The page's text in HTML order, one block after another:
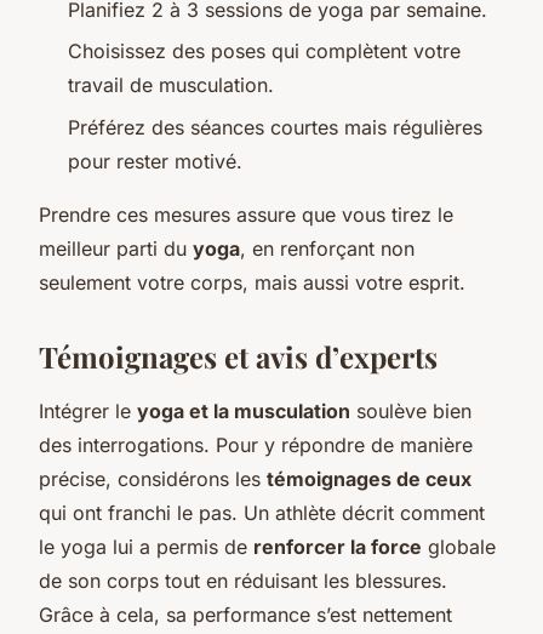
Planifiez 2 à 3 sessions de yoga par semaine.
Choisissez des poses qui complètent votre
travail de musculation.
Préférez des séances courtes mais régulières
pour rester motivé.
Prendre ces mesures assure que vous tirez le
meilleur parti du yoga, en renforçant non
seulement votre corps, mais aussi votre esprit.
Témoignages et avis d’experts
Intégrer le yoga et la musculation soulève bien
des interrogations. Pour y répondre de manière
précise, considérons les témoignages de ceux
qui ont franchi le pas. Un athlète décrit comment
le yoga lui a permis de renforcer la force globale
de son corps tout en réduisant les blessures.
Grâce à cela, sa performance s’est nettement